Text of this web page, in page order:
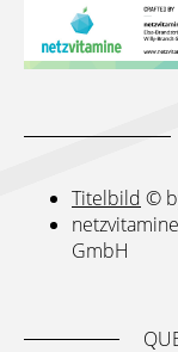
Titelbild ©
GmbH